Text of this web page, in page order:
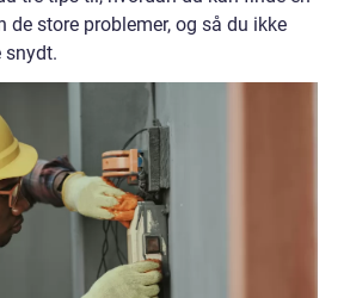
de store problemer, og så du ikke
snydt.